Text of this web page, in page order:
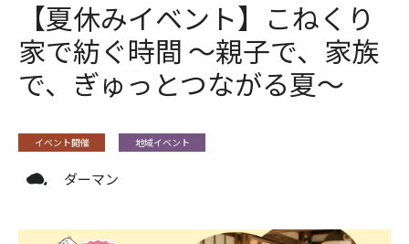
ものづくり
まなびば
日々のブログ
【夏休みイベント】こねくり
家で紡ぐ時間 〜親子で、家族
で、ぎゅっとつながる夏〜
イベント開催 地域イベント
ダーマン